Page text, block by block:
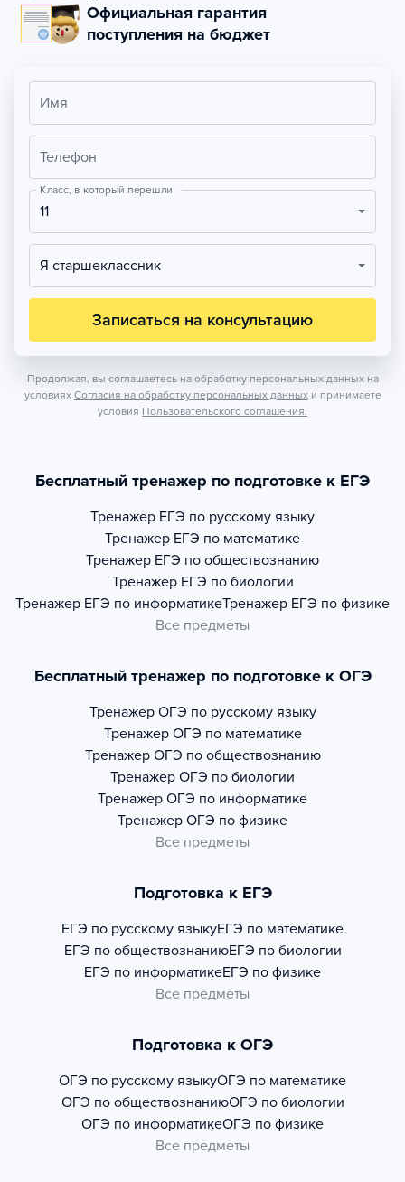
Официальная гарантия
поступления на бюджет
Имя
Телефон
Класс, в который перешли
11
Я старшеклассник
Записаться на консультацию
Продолжая, вы соглашаетесь на обработку персональных данных на
условиях Согласия на обработку персональных данных и принимаете
условия Пользовательского соглашения.
Бесплатный тренажер по подготовке к ЕГЭ
Тренажер ЕГЭ по русскому языку
Тренажер ЕГЭ по математике
Тренажер ЕГЭ по обществознанию
Тренажер ЕГЭ по биологии
Тренажер ЕГЭ по информатикеТренажер ЕГЭ по физике
Все предметы
Бесплатный тренажер по подготовке к ОГЭ
Тренажер ОГЭ по русскому языку
Тренажер ОГЭ по математике
Тренажер ОГЭ по обществознанию
Тренажер ОГЭ по биологии
Тренажер ОГЭ по информатике
Тренажер ОГЭ по физике
Все предметы
Подготовка к ЕГЭ
ЕГЭ по русскому языкуЕГЭ по математике
ЕГЭ по обществознаниюЕГЭ по биологии
ЕГЭ по информатикеЕГЭ по физике
Все предметы
Подготовка к ОГЭ
ОГЭ по русскому языкуОГЭ по математике
ОГЭ по обществознаниюОГЭ по биологии
ОГЭ по информатикеОГЭ по физике
Все предметы